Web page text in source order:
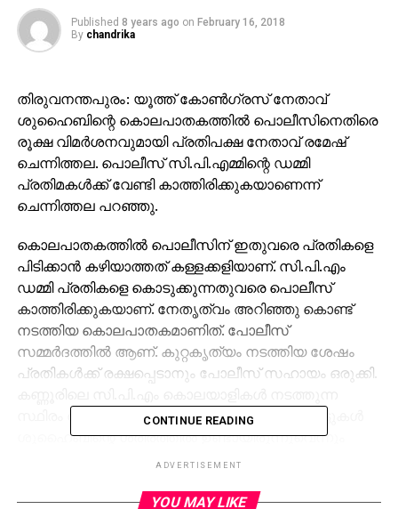
Published 8 years ago on February 16, 2018
By chandrika
തിരുവനന്തപുരം: യൂത്ത് കോണ്‍ഗ്രസ് നേതാവ്
ശുഹൈബിന്റെ കൊലപാതകത്തില്‍ പൊലീസിനെതിരെ
രൂക്ഷ വിമര്‍ശനവുമായി പ്രതിപക്ഷ നേതാവ് രമേഷ്
ചെന്നിത്തല. പൊലീസ് സി.പി.എമ്മിന്റെ ഡമ്മി
പ്രതിമകള്‍ക്ക് വേണ്ടി കാത്തിരിക്കുകയാണെന്ന്
ചെന്നിത്തല പറഞ്ഞു.
കൊലപാതകത്തില്‍ പൊലീസിന് ഇതുവരെ പ്രതികളെ
പിടിക്കാന്‍ കഴിയാത്തത് കള്ളക്കളിയാണ്. സി.പി.എം
ഡമ്മി പ്രതികളെ കൊടുക്കുന്നതുവരെ പൊലീസ്
കാത്തിരിക്കുകയാണ്. നേതൃത്വം അറിഞ്ഞു കൊണ്ട്
നടത്തിയ കൊലപാതകമാണിത്. പോലീസ്
സമ്മര്‍ദത്തില്‍ ആണ്. കുറ്റകൃത്യം നടത്തിയ ശേഷം
പ്രതികള്‍ക്ക് രക്ഷപ്പെടാനും പോലീസ് സഹായം ഒരുക്കി.
സ്ഥിരം രീതിയിലാണ് കൊല നടത്തിയത്. 41 വെട്ടുകള്‍
ശുഹൈബിന്റെ ശരീരത്തില്‍ ഉണ്ടായിരുന്നുവെന്നും
ശുഹൈബിന്റെ മരണത്തില്‍ അനുശോചനം
CONTINUE READING
ADVERTISEMENT
YOU MAY LIKE